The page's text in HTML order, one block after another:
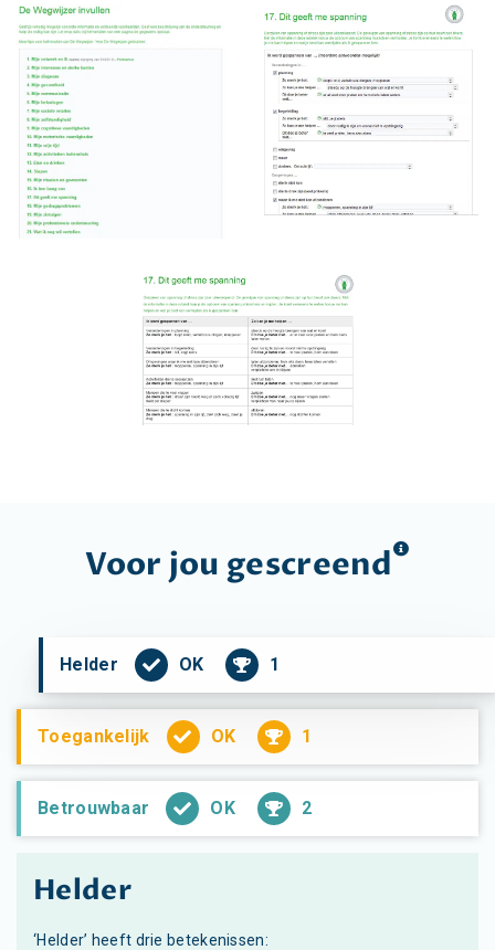
Voor jou gescreend
Helder OK 1
Toegankelijk OK 1
Betrouwbaar OK 2
Helder
‘Helder’ heeft drie betekenissen: